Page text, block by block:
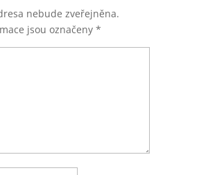
nebude zveřejněna.
jsou označeny *